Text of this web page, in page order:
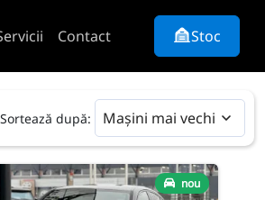
Contact Stoc
Sortează după: Mașini mai vechi
nou